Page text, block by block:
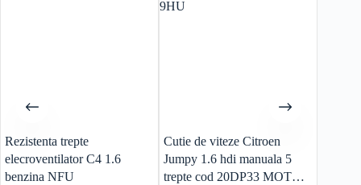
Rezistenta trepte
elecroventilator C4 1.6
benzina NFU
Cutie de viteze Citroen
Jumpy 1.6 hdi manuala 5
trepte cod 20DP33 MOTOR